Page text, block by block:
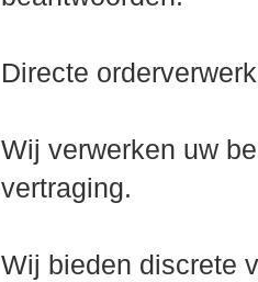
Directe
Wij verwerken uw
vertraging.
Wij bieden discrete